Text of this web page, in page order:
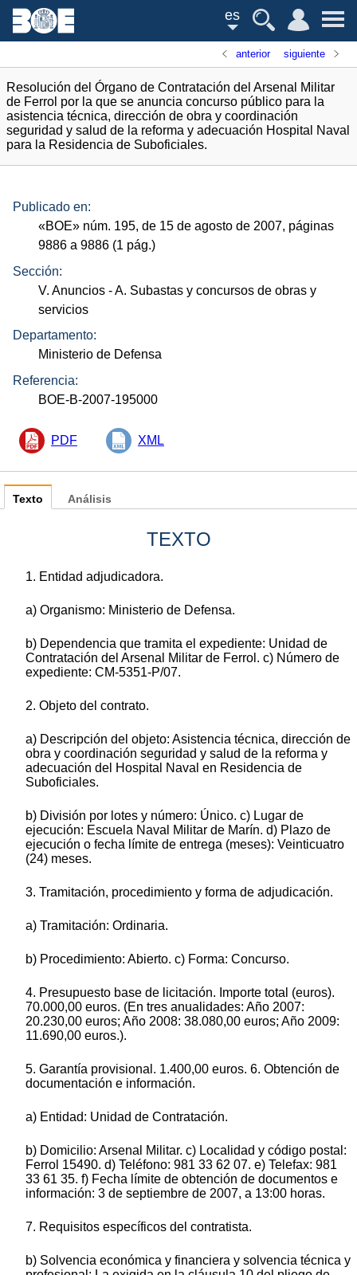
es
anterior siguiente
Resolución del Órgano de Contratación del Arsenal Militar
de Ferrol por la que se anuncia concurso público para la
asistencia técnica, dirección de obra y coordinación
seguridad y salud de la reforma y adecuación Hospital Naval
para la Residencia de Suboficiales.
Publicado en:
«BOE» núm. 195, de 15 de agosto de 2007, páginas
9886 a 9886 (1 pág.)
Sección:
V. Anuncios - A. Subastas y concursos de obras y
servicios
Departamento:
Ministerio de Defensa
Referencia:
BOE-B-2007-195000
PDF XML
Texto
TEXTO
1. Entidad adjudicadora.
a) Organismo: Ministerio de Defensa.
b) Dependencia que tramita el expediente: Unidad de
Contratación del Arsenal Militar de Ferrol. c) Número de
expediente: CM-5351-P/07.
2. Objeto del contrato.
a) Descripción del objeto: Asistencia técnica, dirección de
obra y coordinación seguridad y salud de la reforma y
adecuación del Hospital Naval en Residencia de
Suboficiales.
b) División por lotes y número: Único. c) Lugar de
ejecución: Escuela Naval Militar de Marín. d) Plazo de
ejecución o fecha límite de entrega (meses): Veinticuatro
(24) meses.
3. Tramitación, procedimiento y forma de adjudicación.
a) Tramitación: Ordinaria.
b) Procedimiento: Abierto. c) Forma: Concurso.
4. Presupuesto base de licitación. Importe total (euros).
70.000,00 euros. (En tres anualidades: Año 2007:
20.230,00 euros; Año 2008: 38.080,00 euros; Año 2009:
11.690,00 euros.).
5. Garantía provisional. 1.400,00 euros. 6. Obtención de
documentación e información.
a) Entidad: Unidad de Contratación.
b) Domicilio: Arsenal Militar. c) Localidad y código postal:
Ferrol 15490. d) Teléfono: 981 33 62 07. e) Telefax: 981
33 61 35. f) Fecha límite de obtención de documentos e
información: 3 de septiembre de 2007, a 13:00 horas.
7. Requisitos específicos del contratista.
b) Solvencia económica y financiera y solvencia técnica y
Análisis